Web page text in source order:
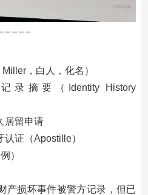
，白人，化名）
录摘要（Identity History
居留申请
证（Apostille）
）
产损坏事件被警方记录，但已